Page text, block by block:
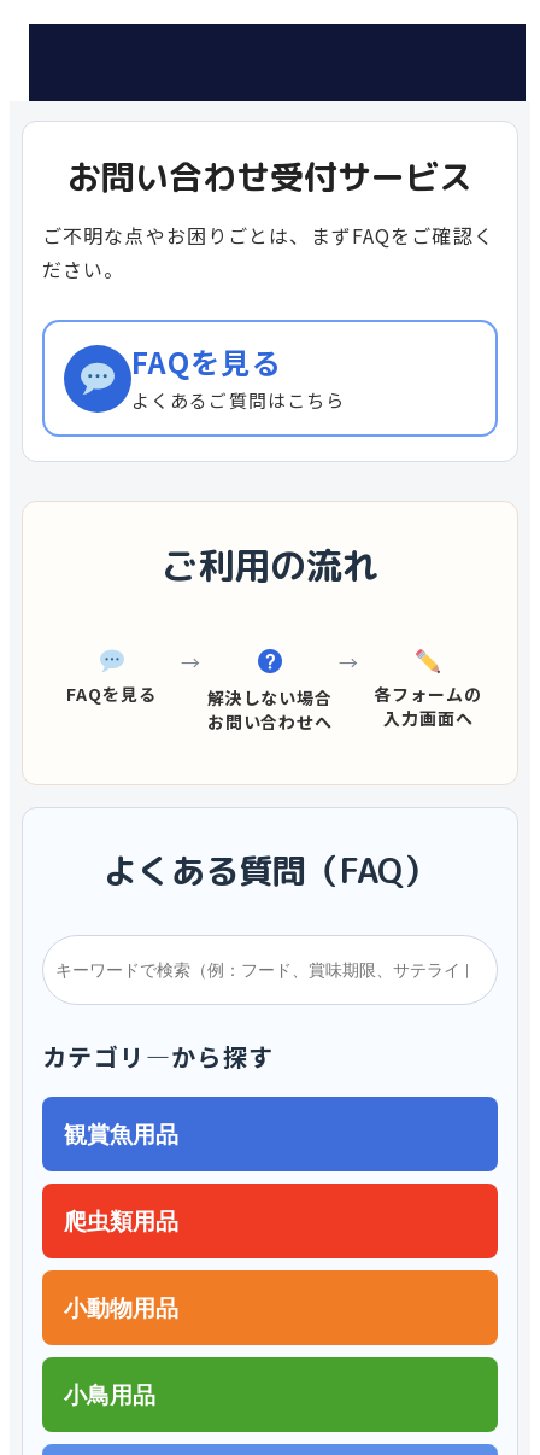
お問い合わせ受付サービス
ご不明な点やお困りごとは、まずFAQをご確認く
ださい。
FAQを見る
よくあるご質問はこちら
ご利用の流れ
FAQを見る
→
解決しない場合
お問い合わせへ
→
各フォームの
入力画面へ
よくある質問（FAQ）
カテゴリ―から探す
観賞魚用品
爬虫類用品
小動物用品
小鳥用品